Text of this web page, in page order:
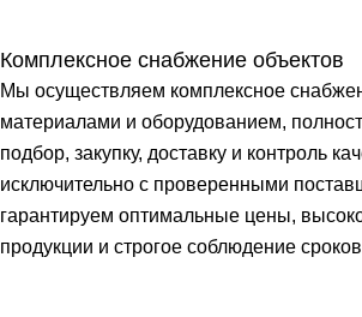
Комплексное снабжение объектов
Мы осуществляем комплексное
материалами и оборудованием,
подбор, закупку, доставку и контроль
исключительно с проверенными
гарантируем оптимальные цены,
продукции и строгое соблюдение